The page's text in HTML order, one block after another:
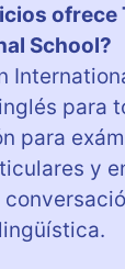
ofrece
School?
para
para
y